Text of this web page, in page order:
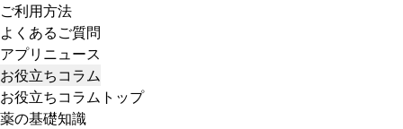
ご利用方法
よくあるご質問
アプリニュース
お役立ちコラム
お役立ちコラムトップ
薬の基礎知識